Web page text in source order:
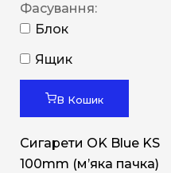
Фасування:
Блок
Ящик
В Кошик
Сигарети OK Blue KS
100mm (м’яка пачка)